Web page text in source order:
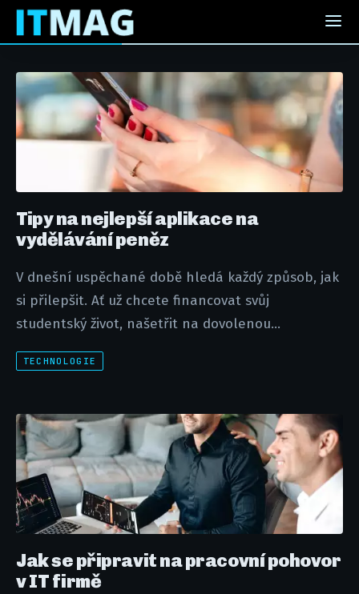
Tipy na nejlepší aplikace na
vydělávání peněz
V dnešní uspěchané době hledá každý způsob, jak
si přilepšit. Ať už chcete financovat svůj
studentský život, našetřit na dovolenou...
TECHNOLOGIE
Jak se připravit na pracovní pohovor
v IT firmě